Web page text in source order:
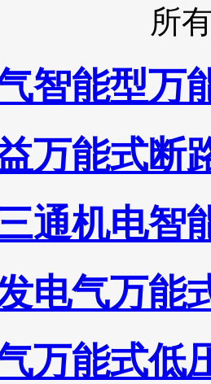
所
智能型万
万能式断
通机电智
电气万能
万能式低